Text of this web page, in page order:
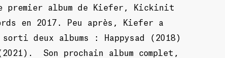
premier album de Kiefer, Kickinit
en 2017. Peu après, Kiefer a
deux albums : Happysad (2018)
Son prochain album complet,